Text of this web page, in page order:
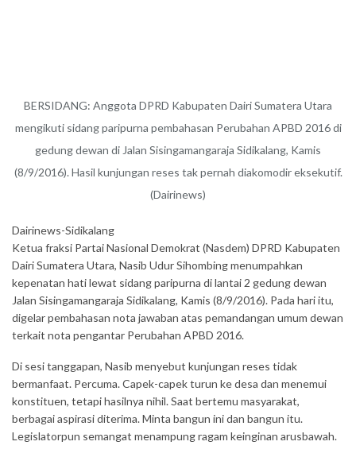
BERSIDANG: Anggota DPRD Kabupaten Dairi Sumatera Utara
mengikuti sidang paripurna pembahasan Perubahan APBD 2016 di
gedung dewan di Jalan Sisingamangaraja Sidikalang, Kamis
(8/9/2016). Hasil kunjungan reses tak pernah diakomodir eksekutif.
(Dairinews)
Dairinews-Sidikalang
Ketua fraksi Partai Nasional Demokrat (Nasdem) DPRD Kabupaten
Dairi Sumatera Utara, Nasib Udur Sihombing menumpahkan
kepenatan hati lewat sidang paripurna di lantai 2 gedung dewan
Jalan Sisingamangaraja Sidikalang, Kamis (8/9/2016). Pada hari itu,
digelar pembahasan nota jawaban atas pemandangan umum dewan
terkait nota pengantar Perubahan APBD 2016.
Di sesi tanggapan, Nasib menyebut kunjungan reses tidak
bermanfaat. Percuma. Capek-capek turun ke desa dan menemui
konstituen, tetapi hasilnya nihil. Saat bertemu masyarakat,
berbagai aspirasi diterima. Minta bangun ini dan bangun itu.
Legislatorpun semangat menampung ragam keinginan arusbawah.